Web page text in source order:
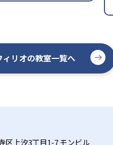
リオの教室一覧へ
区上汐3丁目1-7 モンビル